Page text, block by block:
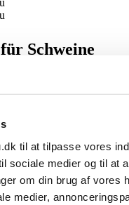
til at tilpasse vores
sociale medier og til at
om din brug af vores
medier,
Schweine
Pulverstreuer, der
enthalten kann.
die mit einer
mit einem
bequem tragen und
im